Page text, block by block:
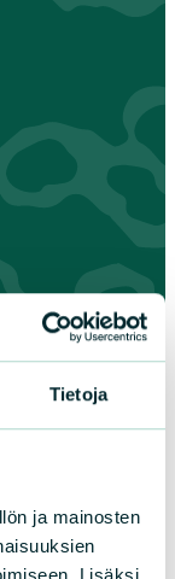
Tietoja
ja mainosten